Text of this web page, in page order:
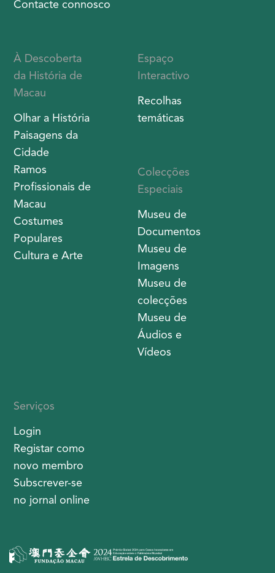
Contacte connosco
À Descoberta
da História de
Macau
Olhar a História
Paisagens da
Cidade
Ramos
Profissionais de
Macau
Costumes
Populares
Cultura e Arte
Espaço
Interactivo
Recolhas
temáticas
Colecções
Especiais
Museu de
Documentos
Museu de
Imagens
Museu de
colecções
Museu de
Áudios e
Vídeos
Serviços
Login
Registar como
novo membro
Subscrever-se
no jornal online